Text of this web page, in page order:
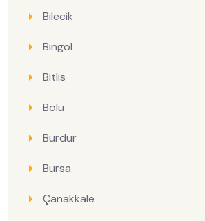
Bilecik
Bingöl
Bitlis
Bolu
Burdur
Bursa
Çanakkale